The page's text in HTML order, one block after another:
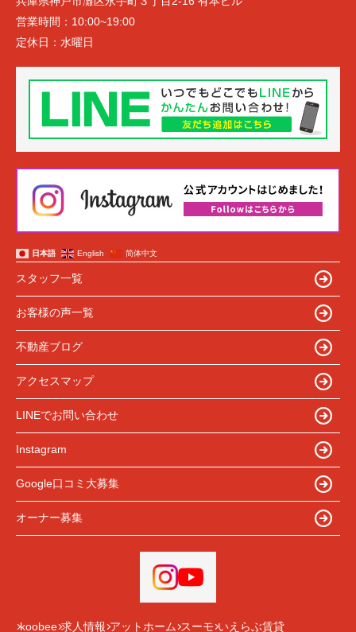
営業時間： 10:00~19:00
定休日： 水曜日
日本語 English 简体中文
スタッフ一覧
お客様の声一覧
不動産ブログ
アクセスマップ
LINEでお問い合わせ
Instagram
Google口コミ大募集
オーナー募集
koobee 求人情報 アットホーム スーモ いえらぶ賃貸